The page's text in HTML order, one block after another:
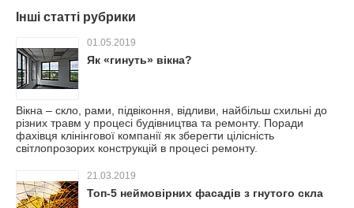
Інші статті рубрики
01.05.2019
Як «гинуть» вікна?
Вікна – скло, рами, підвіконня, відливи, найбільш схильні до
різних травм у процесі будівництва та ремонту. Поради
фахівця клінінгової компанії як зберегти цілісність
світлопрозорих конструкцій в процесі ремонту.
21.03.2019
Топ-5 неймовірних фасадів з гнутого скла